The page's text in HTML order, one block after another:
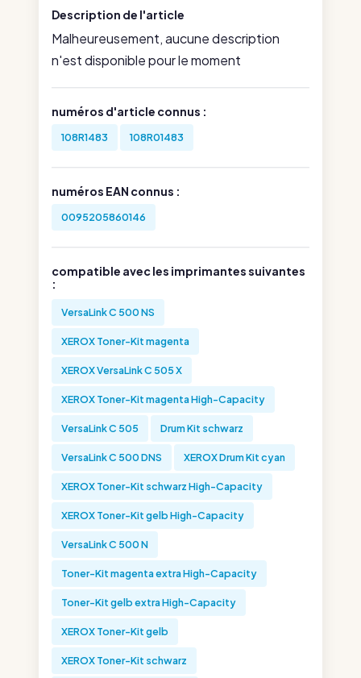
Description de l'article
Malheureusement, aucune description
n'est disponible pour le moment
numéros d'article connus :
108R1483 108R01483
numéros EAN connus :
0095205860146
compatible avec les imprimantes suivantes
:
VersaLink C 500 NS
XEROX Toner-Kit magenta
XEROX VersaLink C 505 X
XEROX Toner-Kit magenta High-Capacity
VersaLink C 505 Drum Kit schwarz
VersaLink C 500 DNS XEROX Drum Kit cyan
XEROX Toner-Kit schwarz High-Capacity
XEROX Toner-Kit gelb High-Capacity
VersaLink C 500 N
Toner-Kit magenta extra High-Capacity
Toner-Kit gelb extra High-Capacity
XEROX Toner-Kit gelb
XEROX Toner-Kit schwarz